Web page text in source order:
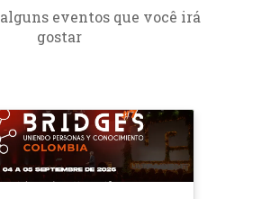
eventos que você irá
gostar